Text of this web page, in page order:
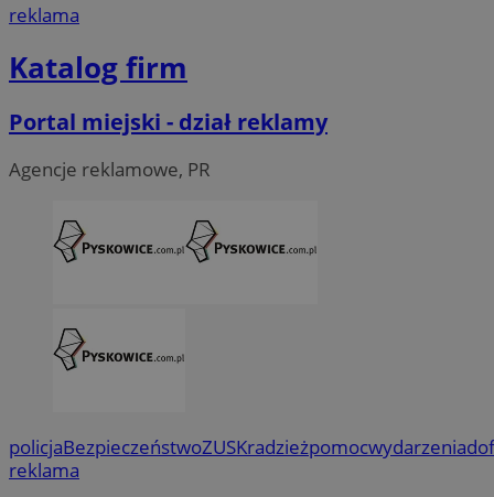
reklama
Katalog firm
Portal miejski - dział reklamy
Agencje reklamowe, PR
policjaBezpieczeństwoZUSKradzieżpomocwydarzenia
reklama